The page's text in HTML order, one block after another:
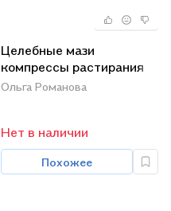
Целебные мази
компрессы растирания
Ольга Романова
Нет в наличии
Похожее